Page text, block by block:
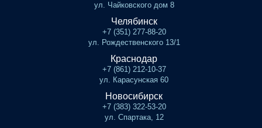
ул. Чайковского дом 8
Челябинск
+7 (351) 277-88-20
ул. Рождественского 13/1
Краснодар
+7 (861) 212-10-37
ул. Карасунская 60
Новосибирск
+7 (383) 322-53-20
ул. Спартака, 12